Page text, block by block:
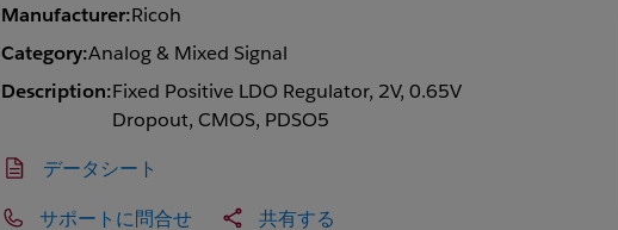
Manufacturer:Ricoh
Category:Analog & Mixed Signal
Description:Fixed Positive LDO Regulator, 2V, 0.65V
Dropout, CMOS, PDSO5
データシート
サポートに問合せ 共有する